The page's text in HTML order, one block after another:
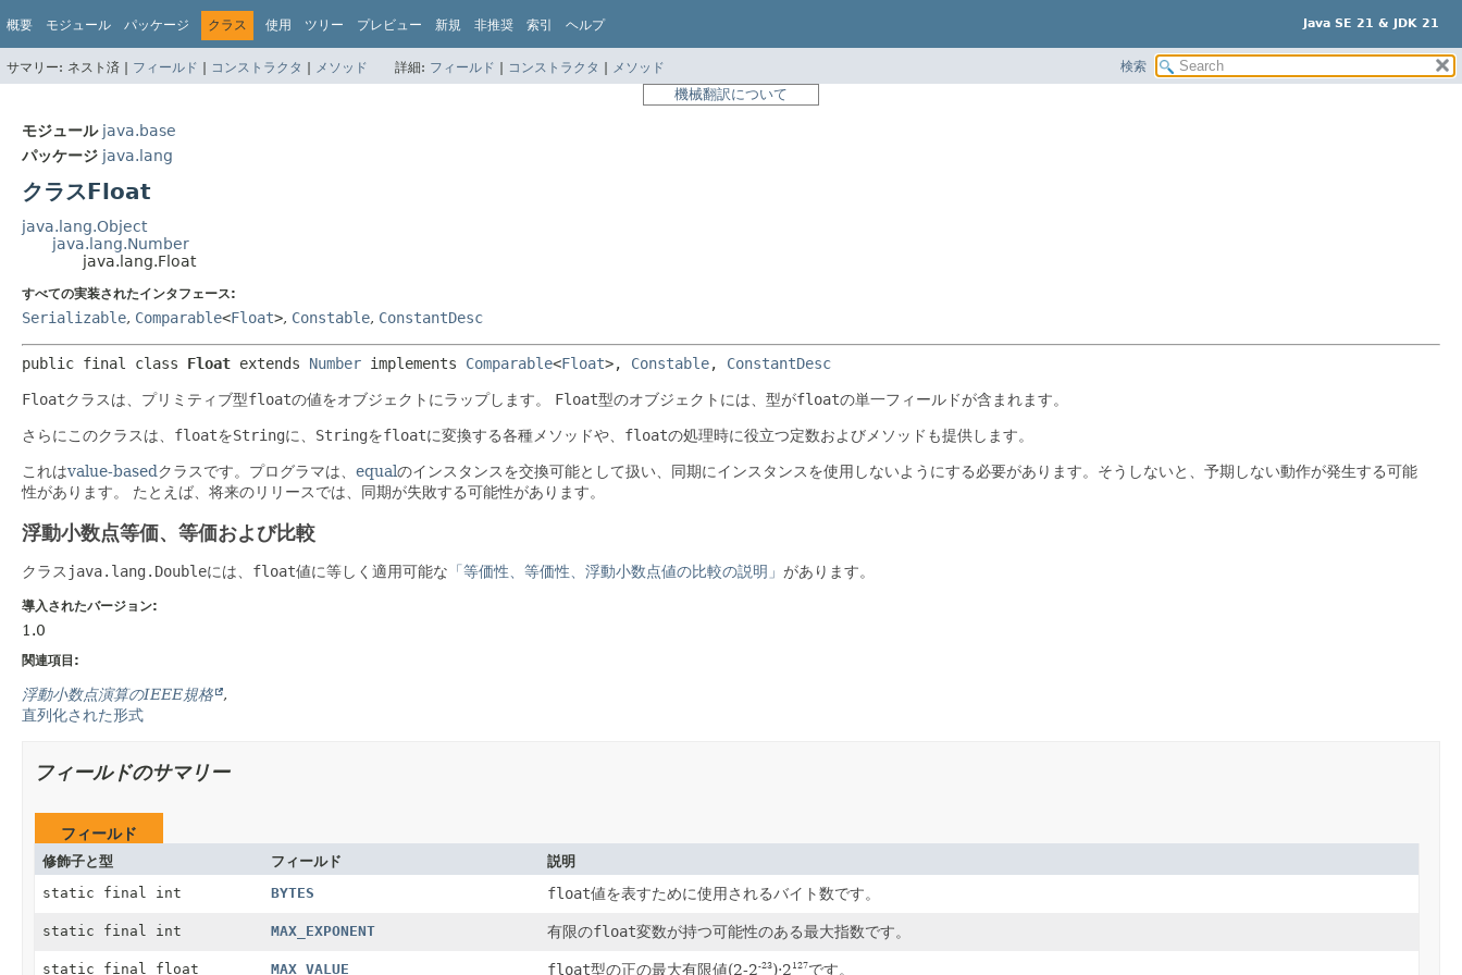
Java SE 21 & JDK 21
概要 モジュール パッケージ クラス 使用 ツリー プレビュー 新規 非推奨 索引 ヘルプ
サマリー: ネスト済 | フィールド | コンストラクタ | メソッド 詳細: フィールド | コンストラクタ | メソッド 検索
機械翻訳について
モジュール java.base
パッケージ java.lang
クラスFloat
java.lang.Object
java.lang.Number
java.lang.Float
すべての実装されたインタフェース:
Serializable, Comparable<Float>, Constable, ConstantDesc
public final class Float extends Number implements Comparable<Float>, Constable, ConstantDesc
Floatクラスは、プリミティブ型floatの値をオブジェクトにラップします。 Float型のオブジェクトには、型がfloatの単一フィールドが含まれます。
さらにこのクラスは、 floatをStringに、 Stringをfloatに変換する各種メソッドや、 floatの処理時に役立つ定数およびメソッドも提供します。
これはvalue-basedクラスです。プログラマは、 equalのインスタンスを交換可能として扱い、同期にインスタンスを使用しないようにする必要があります。そうしないと、予期しない動作が発生する可能
性があります。
たとえば、将来のリリースでは、同期が失敗する可能性があります。
浮動小数点等価、等価および比較
クラス java.lang.Doubleには、 float値に等しく適用可能な 「等価性、等価性、浮動小数点値の比較の説明」 があります。
導入されたバージョン:
1.0
関連項目:
浮動小数点演算のIEEE規格
直列化された形式
フィールドのサマリー
フィールド
修飾子と型 フィールド
説明
static final int
BYTES float値を表すために使用されるバイト数です。
static final int MAX_EXPONENT 有限のfloat変数が持つ可能性のある最大指数です。
static final float MAX_VALUE float型の正の最大有限値(2-2-23)·2 127 です。